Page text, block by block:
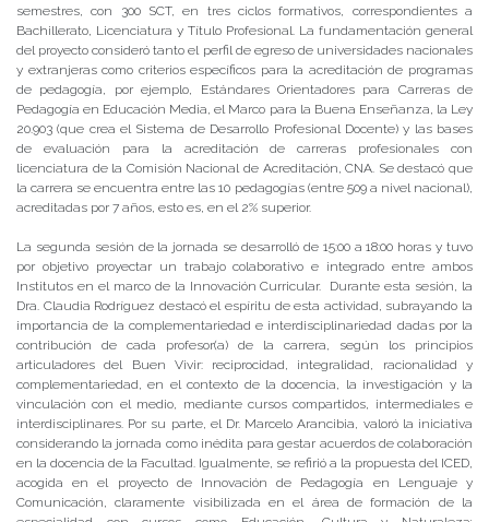
semestres, con 300 SCT, en tres ciclos formativos, correspondientes a
Bachillerato, Licenciatura y Título Profesional. La fundamentación general
del proyecto consideró tanto el perfil de egreso de universidades nacionales
y extranjeras como criterios específicos para la acreditación de programas
de pedagogía, por ejemplo, Estándares Orientadores para Carreras de
Pedagogía en Educación Media, el Marco para la Buena Enseñanza, la Ley
20.903 (que crea el Sistema de Desarrollo Profesional Docente) y las bases
de evaluación para la acreditación de carreras profesionales con
licenciatura de la Comisión Nacional de Acreditación, CNA. Se destacó que
la carrera se encuentra entre las 10 pedagogías (entre 509 a nivel nacional),
acreditadas por 7 años, esto es, en el 2% superior.
La segunda sesión de la jornada se desarrolló de 15:00 a 18:00 horas y tuvo
por objetivo proyectar un trabajo colaborativo e integrado entre ambos
Institutos en el marco de la Innovación Curricular. Durante esta sesión, la
Dra. Claudia Rodríguez destacó el espíritu de esta actividad, subrayando la
importancia de la complementariedad e interdisciplinariedad dadas por la
contribución de cada profesor(a) de la carrera, según los principios
articuladores del Buen Vivir: reciprocidad, integralidad, racionalidad y
complementariedad, en el contexto de la docencia, la investigación y la
vinculación con el medio, mediante cursos compartidos, intermediales e
interdisciplinares. Por su parte, el Dr. Marcelo Arancibia, valoró la iniciativa
considerando la jornada como inédita para gestar acuerdos de colaboración
en la docencia de la Facultad. Igualmente, se refirió a la propuesta del ICED,
acogida en el proyecto de Innovación de Pedagogía en Lenguaje y
Comunicación, claramente visibilizada en el área de formación de la